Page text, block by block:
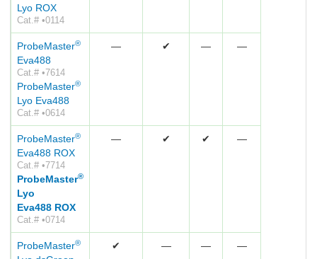
Lyo ROX
Cat.# •0114
ProbeMaster®
Eva488
Cat.# •7614
ProbeMaster®
Lyo Eva488
Cat.# •0614
— ✔ — —
ProbeMaster®
Eva488 ROX
Cat.# •7714
ProbeMaster®
Lyo
Eva488 ROX
Cat.# •0714
— ✔ ✔ —
ProbeMaster® ✔ — — —